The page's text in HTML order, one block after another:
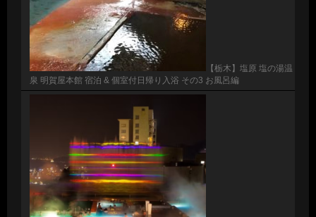
【栃木】塩原 塩の湯温
泉 明賀屋本館 宿泊 & 個室付日帰り入浴 その3 お風呂編